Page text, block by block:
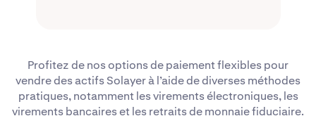
Profitez de nos options de paiement flexibles pour
vendre des actifs Solayer à l’aide de diverses méthodes
pratiques, notamment les virements électroniques, les
virements bancaires et les retraits de monnaie fiduciaire.